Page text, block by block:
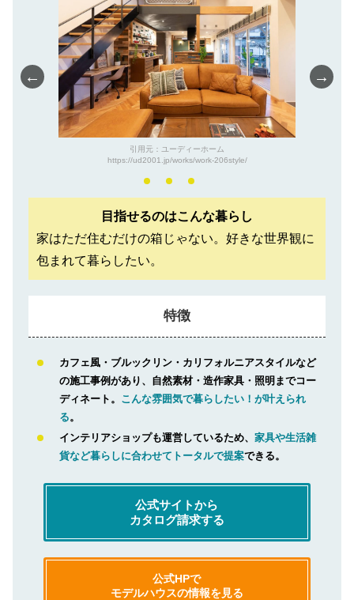
←
引用元：ユーディーホーム
https://ud2001.jp/works/work-206style/
→
目指せるのはこんな暮らし
家はただ住むだけの箱じゃない。好きな世界観に
包まれて暮らしたい。
特徴
カフェ風・ブルックリン・カリフォルニアスタイルなど
の施工事例があり、自然素材・造作家具・照明までコー
ディネート。 こんな雰囲気で暮らしたい！が叶えられ
る。
インテリアショップも運営しているため、家具や生活雑
貨など暮らしに合わせてトータルで提案できる。
公式サイトから
カタログ請求する
公式HPで
モデルハウスの情報を見る